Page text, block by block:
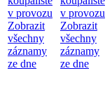
v provozu
Zobrazit
všechny
záznamy
ze dne
v provozu
Zobrazit
všechny
záznamy
ze dne